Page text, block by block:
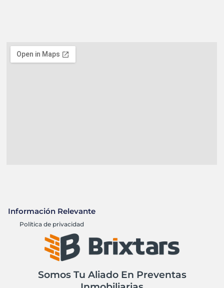
Somos Tu Aliado En Preventas
Información Relevante
Política de privacidad